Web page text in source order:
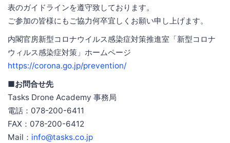
表のガイドラインを遵守致しております。
ご参加の皆様にもご協力何卒宜しくお願い申し上げます。
内閣官房新型コロナウイルス感染症対策推進室「新型コロナ
ウィルス感染症対策」ホームページ
https://corona.go.jp/prevention/
■お問合せ先
Tasks Drone Academy 事務局
電話：078-200-6411
FAX：078-200-6412
Mail： info@tasks.co.jp